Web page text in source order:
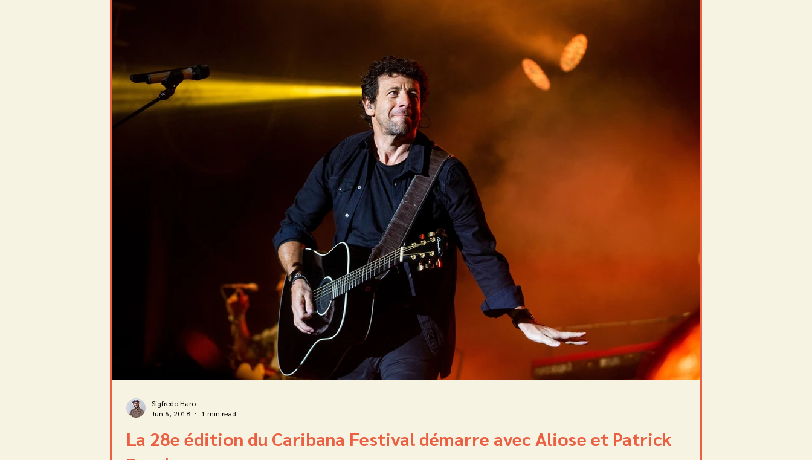
La 28e édition du Caribana Festival démarre avec Aliose et Patrick
Sigfredo Haro
Jun 6, 2018
1 min read